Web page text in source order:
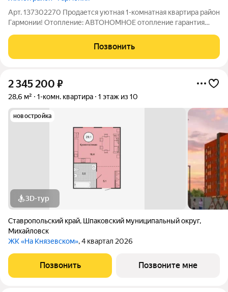
Арт. 137302270 Продается уютная 1-комнатная квартира район
Гармонии! Отопление: АВТОНОМНОЕ отопление гарантия
комфортной жизни или выгодной инвестиции! Основные
преимущества: Площадь:
Позвонить
2 345 200 ₽
28,6 м² 1-комн. квартира 1 этаж из 10
новостройка
3D-тур
Ставропольский край, Шпаковский муниципальный округ,
Михайловск
ЖК «На Князевском», 4 квартал 2026
Позвонить Позвоните мне